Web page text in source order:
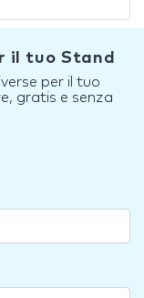
il tuo Stand
per il tuo
gratis e senza